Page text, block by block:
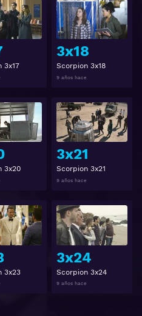
3x17
Ver
3x18
Scorpion 3x18
9 años hace
3x20
Ver
3x21
Scorpion 3x21
9 años hace
3x23
Ver
3x24
Scorpion 3x24
9 años hace